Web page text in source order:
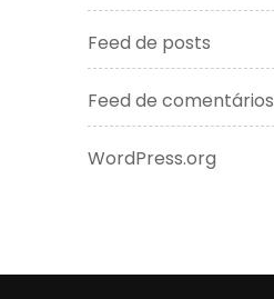
Feed de posts
Feed de comentários
WordPress.org